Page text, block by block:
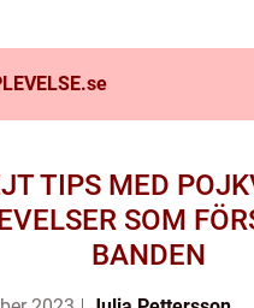
se
TIPS MED
SOM
BANDEN